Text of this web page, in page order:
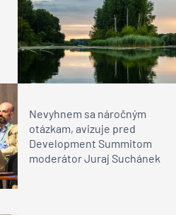
Nevyhnem sa náročným
otázkam, avizuje pred
Development Summitom
moderátor Juraj Suchánek